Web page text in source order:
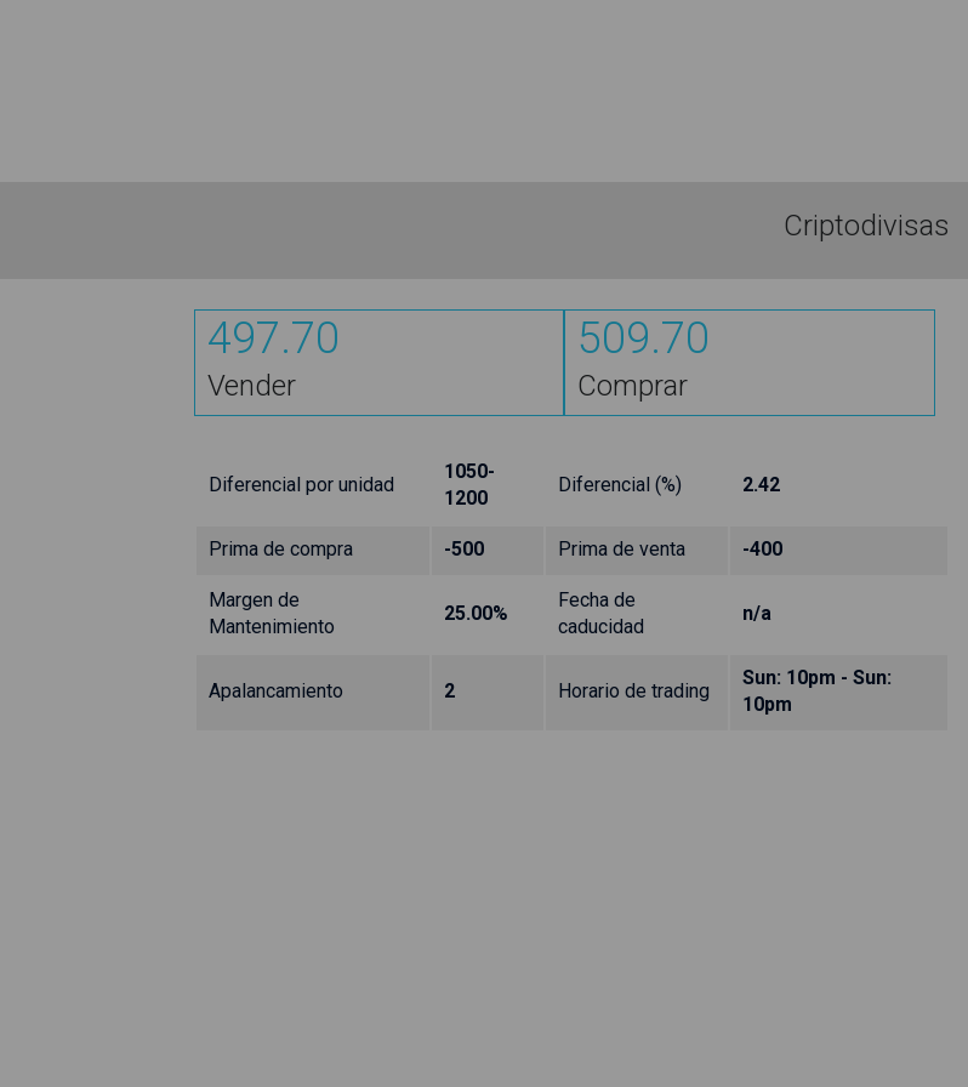
Criptodivisas
497.70
Vender
509.70
Comprar
Diferencial por unidad
1050-
1200
Diferencial (%) 2.42
Prima de compra -500 Prima de venta -400
Margen de
Mantenimiento
25.00%
Fecha de
caducidad
n/a
Apalancamiento 2 Horario de trading
Sun: 10pm - Sun:
10pm